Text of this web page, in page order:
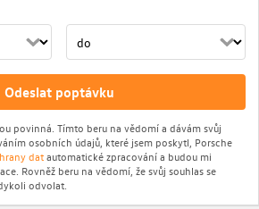
Odeslat poptávku
povinná. Tímto beru na vědomí a dávám svůj
osobních údajů, které jsem poskytl, Porsche
datautomatické zpracování a budou mi
Rovněž beru na vědomí, že svůj souhlas se
odvolat.